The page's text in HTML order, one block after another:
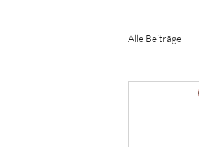
Alle Beiträge